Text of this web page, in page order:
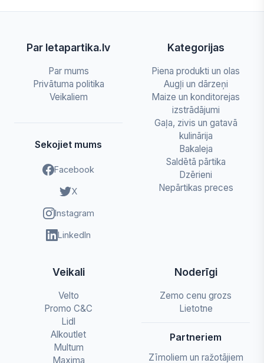
Par letapartika.lv
Par mums
Privātuma politika
Veikaliem
Sekojiet mums
Facebook
X
Instagram
LinkedIn
Kategorijas
Piena produkti un olas
Augļi un dārzeņi
Maize un konditorejas
izstrādājumi
Gaļa, zivis un gatavā
kulinārija
Bakaleja
Saldētā pārtika
Dzērieni
Nepārtikas preces
Veikali
Velto
Promo C&C
Lidl
Alkoutlet
Multum
Maxima
Noderīgi
Zemo cenu grozs
Lietotne
Partneriem
Zīmoliem un ražotājiem